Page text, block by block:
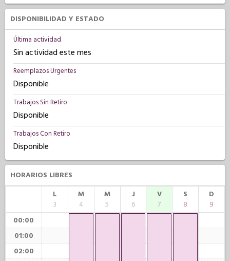
DISPONIBILIDAD Y ESTADO
Última actividad
Sin actividad este mes
Reemplazos Urgentes
Disponible
Trabajos Sin Retiro
Disponible
Trabajos Con Retiro
Disponible
HORARIOS LIBRES
L
3
M
4
M
5
J
6
V
7
S
8
D
9
00:00
01:00
02:00